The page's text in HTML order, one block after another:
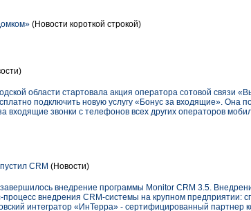
(Новости короткой строкой)
области стартовала акция оператора сотовой связи
подключить новую услугу «Бонус за входящие». Она
входящие звонки с телефонов всех других операторов
CRM (Новости)
внедрение программы Monitor CRM 3.5.
процесс внедрения CRM-системы на крупном предприятии:
интегратор «ИнТерра» - сертифицированный партнер